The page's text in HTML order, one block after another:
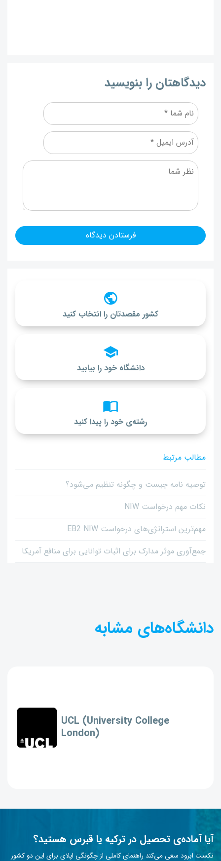
دیدگاهتان را بنویسید
کشور مقصدتان را انتخاب کنید
دانشگاه خود را بیابید
رشته‌ی خود را پیدا کنید
مطالب مرتبط
توصیه نامه چیست و چگونه تنظیم می‌شود؟
نکات مهم درخواست NIW
مهم‌ترین استراتژی‌های درخواست EB2 NIW
جمع‌آوری موثر مدارک برای اثبات توانایی برای منافع آمریکا
دانشگاه‌های مشابه
UCL (University College
London)
آیا آماده‌ی تحصیل در ترکیه یا قبرس هستید؟
نکست ابرود سعی می‌کند راهنمای کاملی از چگونگی اپلای برای این دو کشور